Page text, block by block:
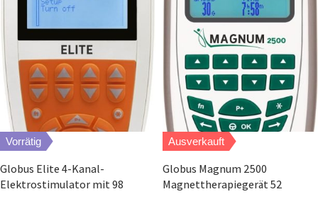
Vorrätig
Globus Elite 4-Kanal-
Elektrostimulator mit 98
Ausverkauft
Globus Magnum 2500
Magnettherapiegerät 52